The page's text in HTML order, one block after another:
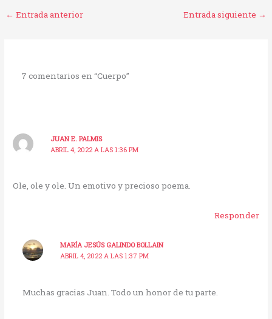
← Entrada anterior Entrada siguiente →
7 comentarios en “Cuerpo”
JUAN E. PALMIS
ABRIL 4, 2022 A LAS 1:36 PM
Ole, ole y ole. Un emotivo y precioso poema.
Responder
MARÍA JESÚS GALINDO BOLLAIN
ABRIL 4, 2022 A LAS 1:37 PM
Muchas gracias Juan. Todo un honor de tu parte.